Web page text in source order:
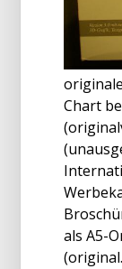
Chart
als A5-